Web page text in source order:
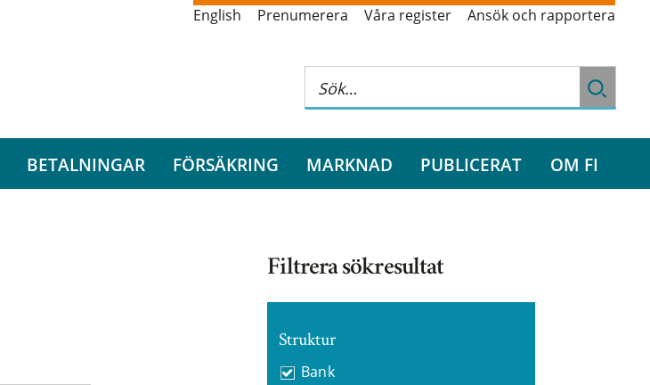
English Prenumerera Våra register Ansök och rapportera
BETALNINGAR FÖRSÄKRING MARKNAD PUBLICERAT OM FI
Filtrera sökresultat
Struktur
Bank